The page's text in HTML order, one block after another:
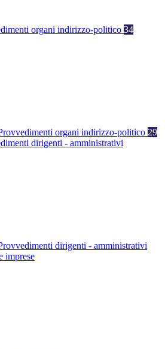
organi indirizzo-politico 34
organi indirizzo-politico 29
dirigenti - amministrativi
dirigenti - amministrativi
imprese